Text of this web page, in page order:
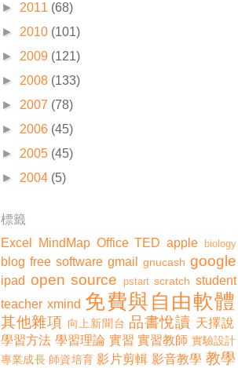
► 2011 (68)
► 2010 (101)
► 2009 (121)
► 2008 (133)
► 2007 (78)
► 2006 (45)
► 2005 (45)
► 2004 (5)
標籤
Excel
MindMap Office TED apple biology
blog free software gmail gnucash google
ipad open source pstart scratch student
teacher xmind 免費與自由軟體
其他雜項 向上新聞台 品書悅讀 天擇說
學習方法 學習理論 實習 實習教師 實驗設計
專業成長 師資培育 影片剪輯 影音教學 教學